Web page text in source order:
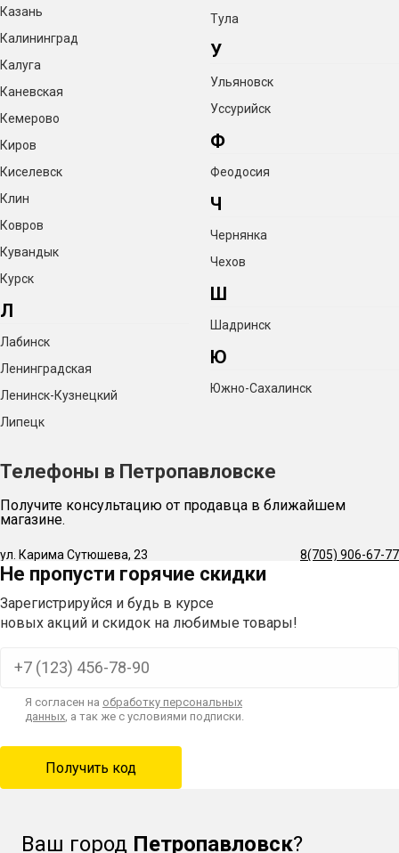
Казань
Калининград
Калуга
Каневская
Кемерово
Киров
Киселевск
Клин
Ковров
Кувандык
Курск
Л
Лабинск
Ленинградская
Ленинск-Кузнецкий
Липецк
Тула
У
Ульяновск
Уссурийск
Ф
Феодосия
Ч
Чернянка
Чехов
Ш
Шадринск
Ю
Южно-Сахалинск
Телефоны в Петропавловске
Получите консультацию от продавца в ближайшем
магазине.
ул. Карима Сутюшева, 23 8(705) 906-67-77
Не пропусти горячие скидки
Зарегистрируйся и будь в курсе
новых акций и скидок на любимые товары!
Я согласен на обработку персональных
данных , а так же с условиями подписки.
Ваш город Петропавловск?